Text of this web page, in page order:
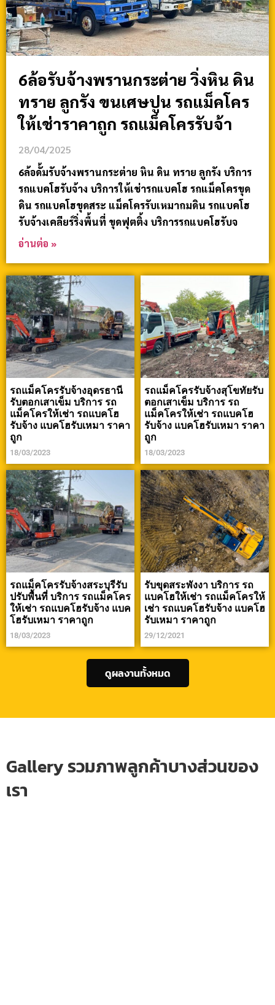
6ล้อรับจ้างพรานกระต่าย วิ่งหิน ดิน
ทราย ลูกรัง ขนเศษปูน รถแม็คโคร
ให้เช่าราคาถูก รถแม็คโครรับจ้า
28/04/2025
6ล้อดั้มรับจ้างพรานกระต่าย หิน ดิน ทราย ลูกรัง บริการ
รถแบคโฮรับจ้าง บริการให้เช่ารถแบคโฮ รถแม็คโครขุด
ดิน รถแบคโฮขุดสระ แม็คโครรับเหมาถมดิน รถแบคโฮ
รับจ้างเคลียร์ริ่งพื้นที่ ขุดฟุตติ้ง บริการรถแบคโฮรับจ
อ่านต่อ »
รถแม็คโครรับจ้างอุดรธานี
รับตอกเสาเข็ม บริการ รถ
แม็คโครให้เช่า รถแบคโฮ
รับจ้าง แบคโฮรับเหมา ราคา
ถูก
18/03/2023
รถแม็คโครรับจ้างสุโขทัยรับ
ตอกเสาเข็ม บริการ รถ
แม็คโครให้เช่า รถแบคโฮ
รับจ้าง แบคโฮรับเหมา ราคา
ถูก
18/03/2023
รถแม็คโครรับจ้างสระบุรีรับ
ปรับพื้นที่ บริการ รถแม็คโคร
ให้เช่า รถแบคโฮรับจ้าง แบค
โฮรับเหมา ราคาถูก
18/03/2023
รับขุดสระพังงา บริการ รถ
แบคโฮให้เช่า รถแม็คโครให้
เช่า รถแบคโฮรับจ้าง แบคโฮ
รับเหมา ราคาถูก
29/12/2021
ดูผลงานทั้งหมด
Gallery รวมภาพลูกค้าบางส่วนของ
เรา